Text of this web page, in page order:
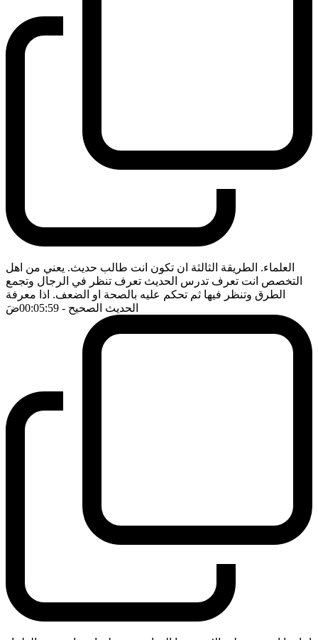
العلماء. الطريقة الثالثة ان تكون انت طالب حديث. يعني من اهل
التخصص انت تعرف تدرس الحديث تعرف تنظر في الرجال وتجمع
الطرق وتنظر فيها ثم تحكم عليه بالصحة او الضعف. اذا معرفة
الحديث الصحيح - 00:05:59 ضَ